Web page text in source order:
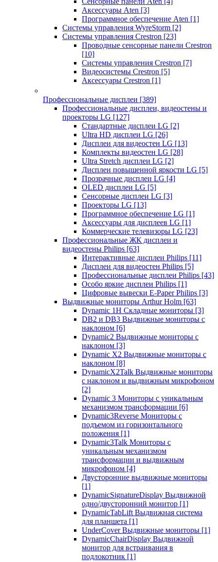
Аксессуары Aten [3]
Программное обеспечение Aten [1]
Системы управления WyreStorm [2]
Системы управления Crestron [23]
Проводные сенсорные панели Crestron
[10]
Системы управления Crestron [7]
Видеосистемы Crestron [5]
Аксессуары Crestron [1]
Профессиональные дисплеи [389]
Профессиональные дисплеи, видеостены и
проекторы LG [127]
Стандартные дисплеи LG [2]
Ultra HD дисплеи LG [26]
Дисплеи для видеостен LG [13]
Комплекты видеостен LG [28]
Ultra Stretch дисплеи LG [2]
Дисплеи повышенной яркости LG [5]
Прозрачные дисплеи LG [4]
OLED дисплеи LG [5]
Сенсорные дисплеи LG [3]
Проекторы LG [13]
Программное обеспечение LG [1]
Аксессуары для дисплеев LG [1]
Коммерческие телевизоры LG [23]
Профессиональные ЖК дисплеи и
видеостены Philips [63]
Интерактивные дисплеи Philips [11]
Дисплеи для видеостен Philips [5]
Профессиональные дисплеи Philips [43]
Особо яркие дисплеи Philips [1]
Цифровые вывески E-Paper Philips [3]
Выдвижные мониторы Arthur Holm [63]
Dynamic 1Н Складные мониторы [3]
DB2 и DB3 Выдвижные мониторы с
наклоном [6]
Dynamic2 Выдвижные мониторы с
наклоном [3]
Dynamic X2 Выдвижные мониторы с
наклоном [8]
DynamicX2Talk Выдвижные мониторы
с наклоном и выдвижным микрофоном
[2]
Dynamic 3 Мониторы с уникальным
механизмом трансформации [6]
Dynamic3Reverse Мониторы с
подъемом из горизонтального
положения [1]
Dynamic3Talk Мониторы с
уникальным механизмом
трансформации и выдвижным
микрофоном [4]
Двусторонние выдвижные мониторы
[1]
DynamicSignatureDisplay Выдвижной
одно/двусторонний монитор [1]
DynamicTabLift Выдвижная система
для планшета [1]
UnderCover Выдвижные мониторы [1]
DynamicChairDisplay Выдвижной
монитор для встраивания в
подлокотник [1]